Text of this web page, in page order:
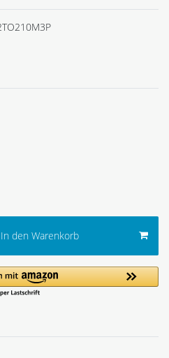
In den Warenkorb